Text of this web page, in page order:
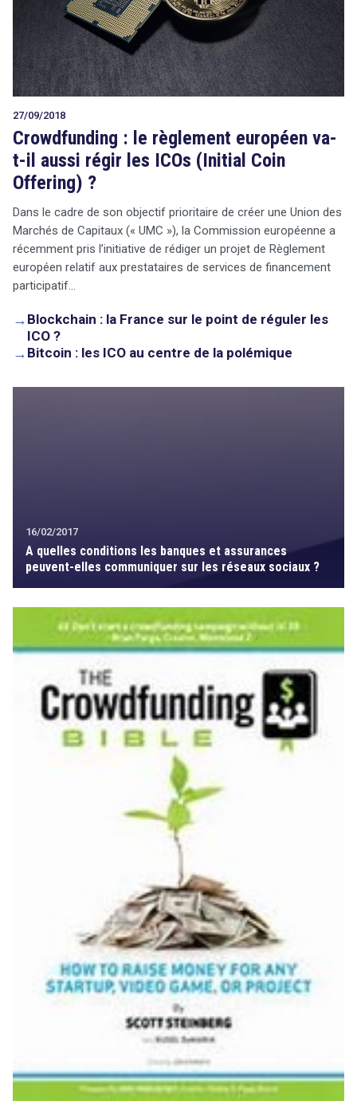
27/09/2018
Crowdfunding : le règlement européen va-
t-il aussi régir les ICOs (Initial Coin
Offering) ?
Dans le cadre de son objectif prioritaire de créer une Union des
Marchés de Capitaux (« UMC »), la Commission européenne a
récemment pris l’initiative de rédiger un projet de Règlement
européen relatif aux prestataires de services de financement
participatif…
→ Blockchain : la France sur le point de réguler les
ICO ?
→ Bitcoin : les ICO au centre de la polémique
16/02/2017
A quelles conditions les banques et assurances
peuvent-elles communiquer sur les réseaux sociaux ?